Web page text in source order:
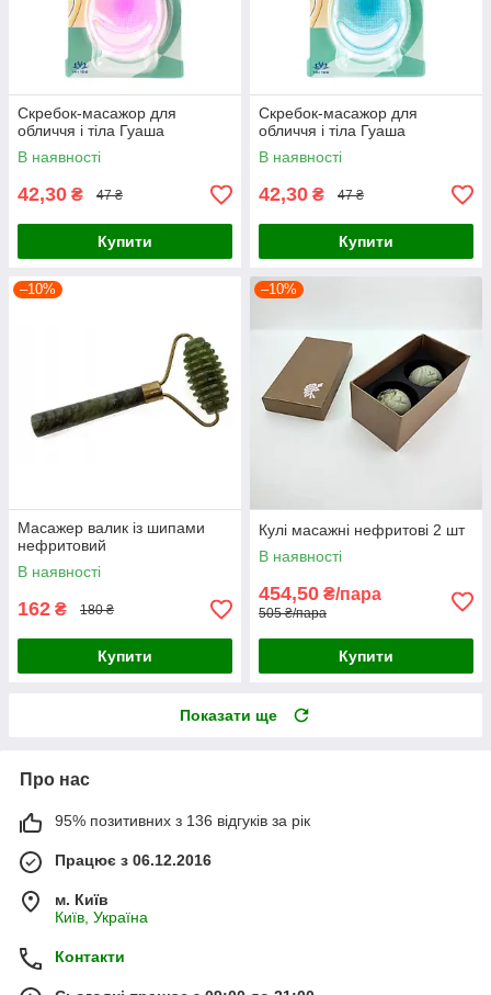
Скребок-масажор для
обличчя і тіла Гуаша
В наявності
42,30 ₴ 47 ₴
Купити
Скребок-масажор для
обличчя і тіла Гуаша
В наявності
42,30 ₴ 47 ₴
Купити
–10%
Масажер валик із шипами
нефритовий
В наявності
162 ₴ 180 ₴
Купити
–10%
Кулі масажні нефритові 2 шт
В наявності
454,50 ₴/пара
505 ₴/пара
Купити
Показати ще
Про нас
95% позитивних з 136 відгуків за рік
Працює з 06.12.2016
м. Київ
Київ, Україна
Контакти